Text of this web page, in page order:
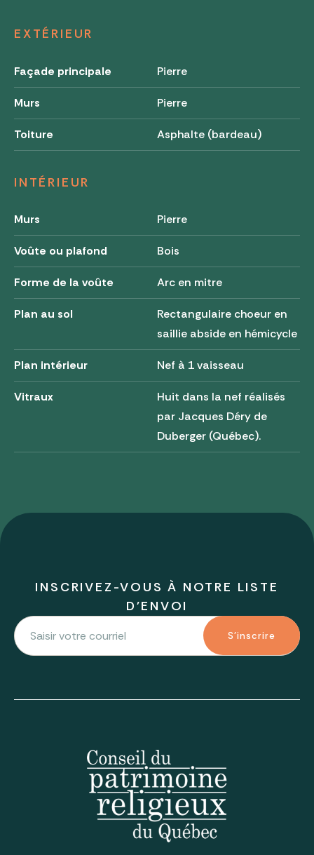
EXTÉRIEUR
Façade principale Pierre
Murs Pierre
Toiture Asphalte (bardeau)
INTÉRIEUR
Murs Pierre
Voûte ou plafond Bois
Forme de la voûte Arc en mitre
Plan au sol
Rectangulaire choeur en
saillie abside en hémicycle
Plan intérieur Nef à 1 vaisseau
Vitraux
Huit dans la nef réalisés
par Jacques Déry de
Duberger (Québec).
INSCRIVEZ-VOUS À NOTRE LISTE
D'ENVOI
S'inscrire